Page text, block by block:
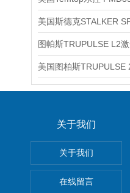
图帕斯TRUPULSE L2
关于我们
关于我们
在线留言